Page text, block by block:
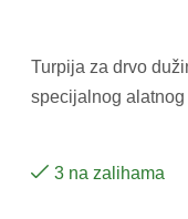
Turpija za drvo
specijalnog alatnog
3 na zalihama